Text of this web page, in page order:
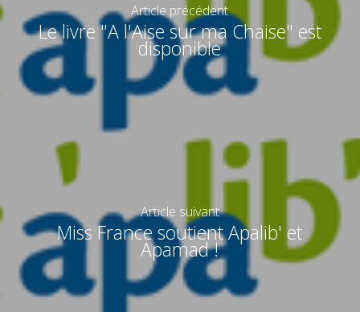
Article précédent
Le livre "A l'Aise sur ma Chaise" est
disponible
Article suivant
Miss France soutient Apalib' et
Apamad !